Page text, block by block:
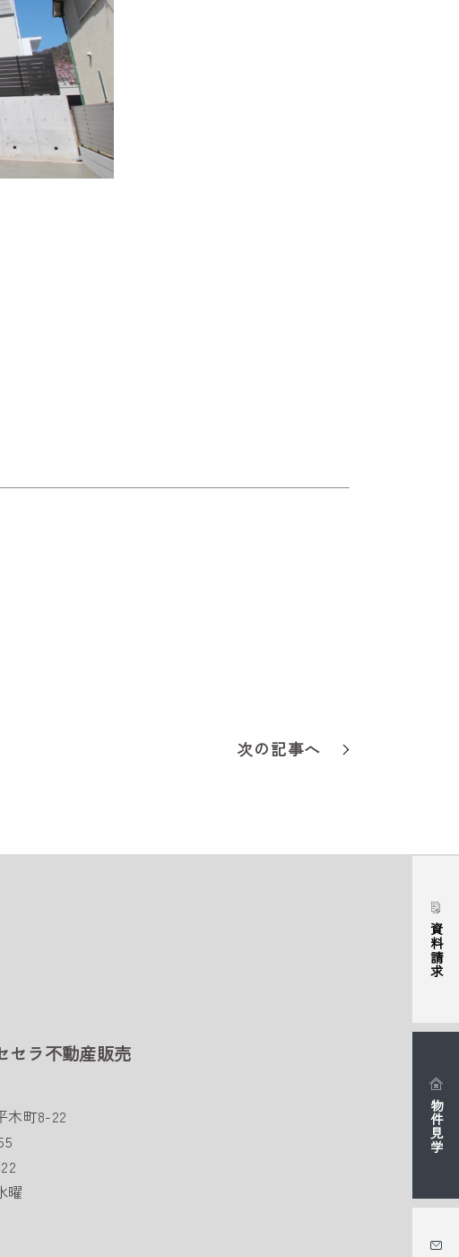
資料請求
物件見学
次の記事へ
ラ不動産販売
木町8-22
曜